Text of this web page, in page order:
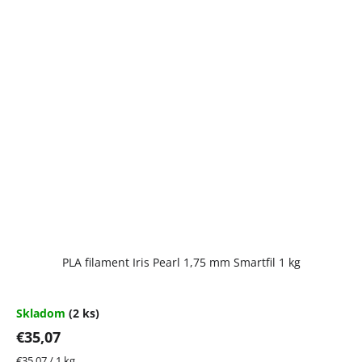
PLA filament Iris Pearl 1,75 mm Smartfil 1 kg
Skladom (2 ks)
€35,07